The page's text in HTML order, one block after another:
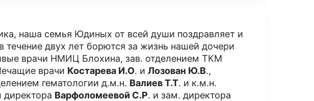
наша семья Юдиных от всей души поздравляет и
течение двух лет борются за жизнь нашей дочери
врачи НМИЦ Блохина, зав. отделением ТКМ
врачи Костарева И.О. и Лозован Ю.В.,
гематологии д.м.н. Валиев Т.Т. и к.м.н.
директора Варфоломеевой С.Р. и зам. директора